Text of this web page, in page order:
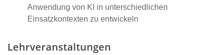
Anwendung von KI in unterschiedlichen
Einsatzkontexten zu entwickeln
Lehrveranstaltungen